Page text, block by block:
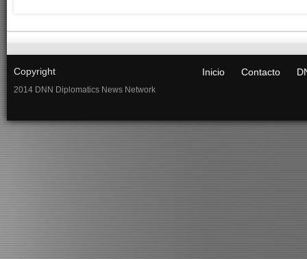
Copyright
2014 DNN Diplomatics News Network
Inicio Contacto